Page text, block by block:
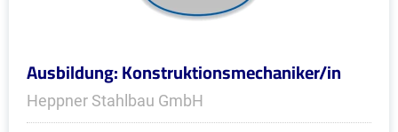
Ausbildung: Konstruktionsmechaniker/in
Heppner Stahlbau GmbH